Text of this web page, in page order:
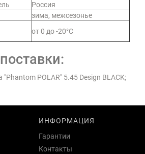
Россия
зима, межсезонье
от 0 до -20°С
POLAR" 5.45 Design BLACK;
ИНФОРМАЦИЯ
Гарантии
Контакты